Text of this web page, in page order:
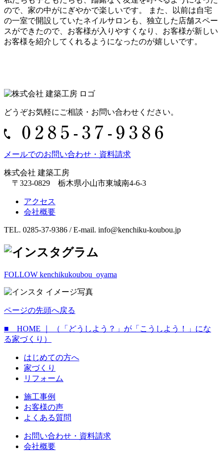
ので、家の中がにぎやかで楽しいです。 また、以前は自宅
の一室で開設していたネイルサロンも、独立した店舗スペー
スができたので、お客様が入りやすくなり、お客様が新しい
お客様を紹介してくれるようになったのが嬉しいです。
どうぞお気軽にご相談・お問い合わせください。
メールでのお問い合わせ・資料請求
株式会社 建築工房
〒323-0829 栃木県小山市東城南4-6-3
アクセス
会社概要
TEL. 0285-37-9386 / E-mail. info@kenchiku-koubou.jp
FOLLOW kenchikukoubou_oyama
ページの先頭へ戻る
■ HOME ｜ （「どうしよう？」が「こうしよう！」にな
る家づくり）
はじめての方へ
家づくり
リフォーム
施工事例
お客様の声
よくある質問
お問い合わせ・資料請求
会社概要